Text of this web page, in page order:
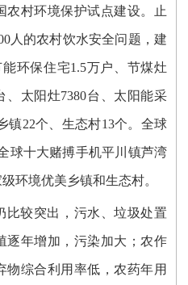
农村环境保护试点建设。止
人的农村饮水安全问题，建
环保住宅1.5万户、节煤灶
、太阳灶7380台、太阳能采
镇22个、生态村13个。全球
球十大赌搏手机平川镇芦湾
环境优美乡镇和生态村。
比较突出，污水、垃圾处置
逐年增加，污染加大；农作
物综合利用率低，农药年用